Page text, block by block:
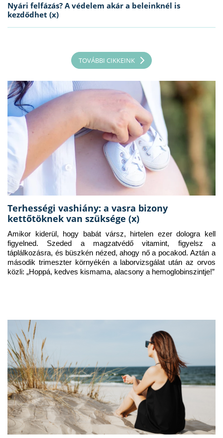
Nyári felfázás? A védelem akár a beleinknél is
kezdődhet (x)
TOVÁBBI CIKKEINK
Terhességi vashiány: a vasra bizony
kettőtöknek van szüksége (x)
Amikor kiderül, hogy babát vársz, hirtelen ezer dologra kell
figyelned. Szeded a magzatvédő vitamint, figyelsz a
táplálkozásra, és büszkén nézed, ahogy nő a pocakod. Aztán a
második trimeszter környékén a laborvizsgálat után az orvos
közli: „Hoppá, kedves kismama, alacsony a hemoglobinszintje!”